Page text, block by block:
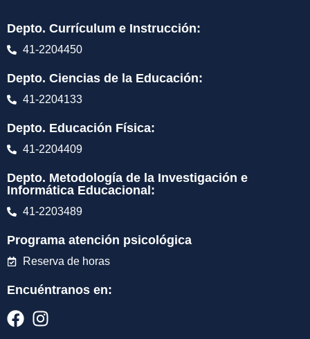
Depto. Currículum e Instrucción:
41-2204450
Depto. Ciencias de la Educación:
41-2204133
Depto. Educación Física:
41-2204409
Depto. Metodología de la Investigación e
Informática Educacional:
41-2203489
Programa atención psicológica
Reserva de horas
Encuéntranos en: